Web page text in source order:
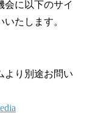
会に以下のサイ
たします。
より別途お問い